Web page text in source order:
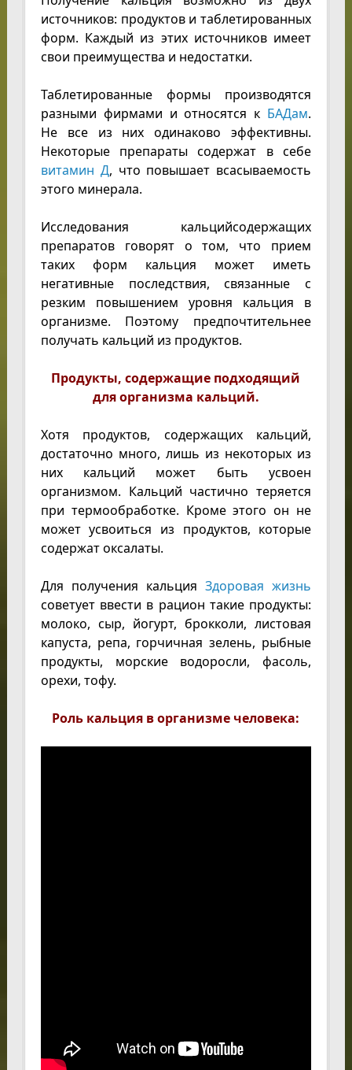
источников: продуктов и таблетированных
форм. Каждый из этих источников имеет
свои преимущества и недостатки.
Таблетированные формы производятся
разными фирмами и относятся к БАДам.
Не все из них одинаково эффективны.
Некоторые препараты содержат в себе
витамин Д, что повышает всасываемость
этого минерала.
Исследования кальцийсодержащих
препаратов говорят о том, что прием
таких форм кальция может иметь
негативные последствия, связанные с
резким повышением уровня кальция в
организме. Поэтому предпочтительнее
получать кальций из продуктов.
Продукты, содержащие подходящий
для организма кальций.
Хотя продуктов, содержащих кальций,
достаточно много, лишь из некоторых из
них кальций может быть усвоен
организмом. Кальций частично теряется
при термообработке. Кроме этого он не
может усвоиться из продуктов, которые
содержат оксалаты.
Для получения кальцияЗдоровая жизнь
советует ввести в рацион такие продукты:
молоко, сыр, йогурт, брокколи, листовая
капуста, репа, горчичная зелень, рыбные
продукты, морские водоросли, фасоль,
орехи, тофу.
Роль кальция в организме человека: